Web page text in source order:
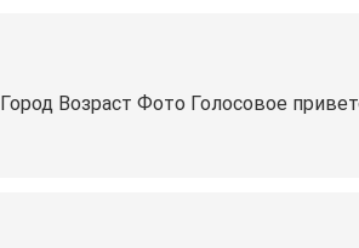
️Возраст ️Фото ️Голосовое